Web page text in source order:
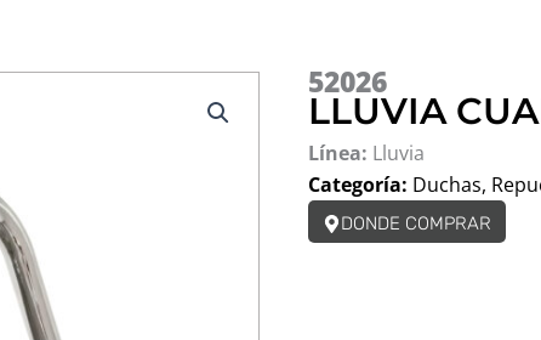
52026
LLUVIA
Línea: Lluvia
Categoría: Duchas,
DONDE COMPRAR